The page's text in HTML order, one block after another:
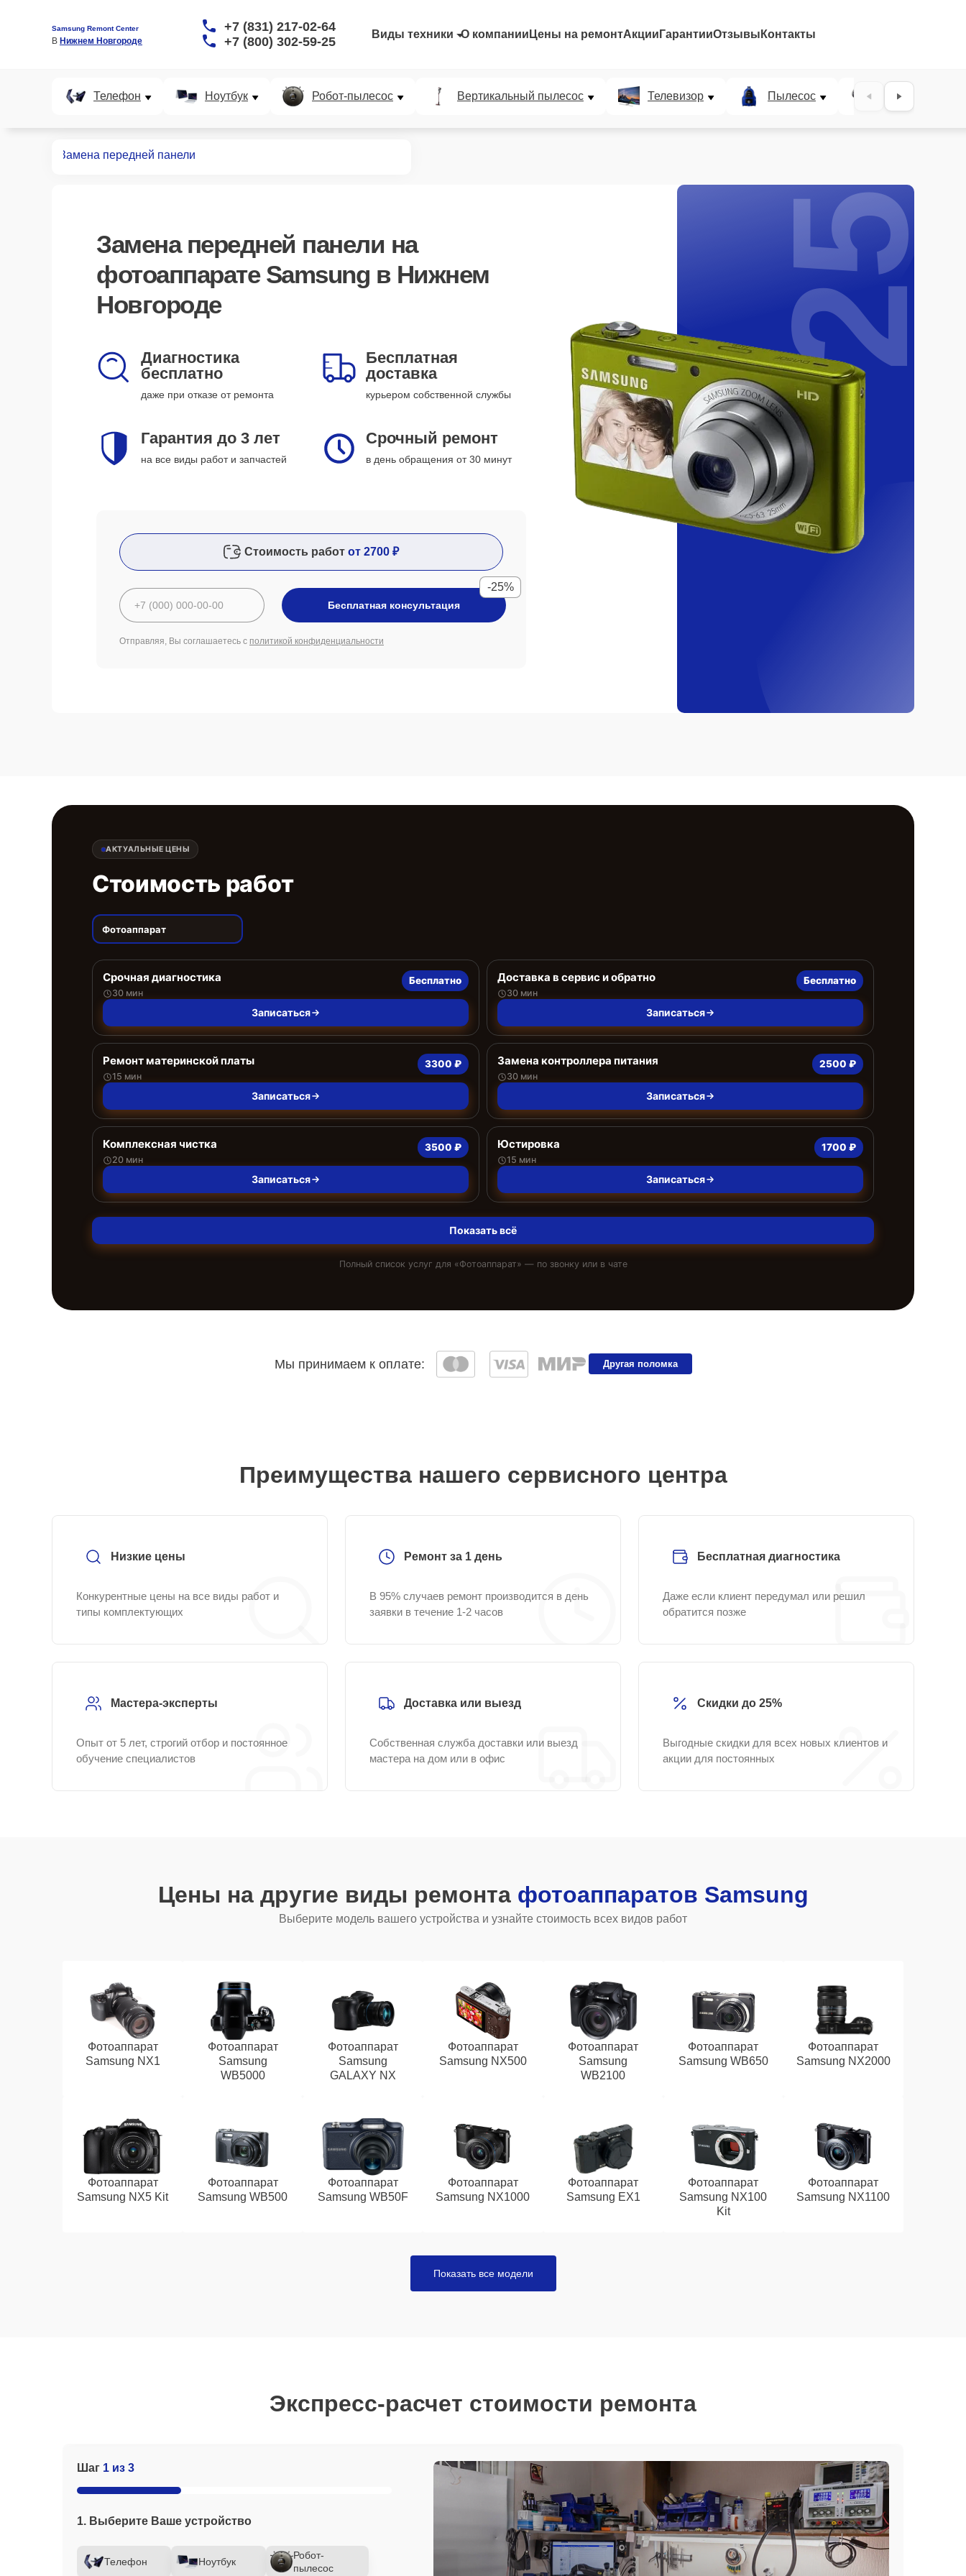
Samsung Remont Center
В Нижнем Новгороде
+7 (831) 217-02-64
+7 (800) 302-59-25
Виды техники О компании Цены на ремонтАкции ГарантииОтзывы Контакты
Телефон Ноутбук Робот-пылесос Вертикальный пылесос Телевизор Пылесос Проектор
Замена передней панели
Замена передней панели на
фотоаппарате Samsung в Нижнем
Новгороде
Диагностика
бесплатно
даже при отказе от ремонта
Бесплатная
доставка
курьером собственной службы
Гарантия до 3 лет
на все виды работ и запчастей
Срочный ремонт
в день обращения от 30 минут
Стоимость работ от 2700 ₽
Бесплатная консультация
-25%
Отправляя, Вы соглашаетесь с политикой конфиденциальности
25%
АКТУАЛЬНЫЕ ЦЕНЫ
Стоимость работ
Фотоаппарат
Срочная диагностика
30 мин
Бесплатно
Записаться
Доставка в сервис и обратно
30 мин
Бесплатно
Записаться
Ремонт материнской платы
15 мин
3300 ₽
Записаться
Замена контроллера питания
30 мин
2500 ₽
Записаться
Комплексная чистка
20 мин
3500 ₽
Записаться
Юстировка
15 мин
1700 ₽
Записаться
Показать всё
Полный список услуг для «Фотоаппарат» — по звонку или в чате
Мы принимаем к оплате: Другая поломка
Преимущества нашего сервисного центра
Низкие цены
Конкурентные цены на все виды работ и
типы комплектующих
Ремонт за 1 день
В 95% случаев ремонт производится в день
заявки в течение 1-2 часов
Бесплатная диагностика
Даже если клиент передумал или решил
обратится позже
Мастера-эксперты
Опыт от 5 лет, строгий отбор и постоянное
обучение специалистов
Доставка или выезд
Собственная служба доставки или выезд
мастера на дом или в офис
Скидки до 25%
Выгодные скидки для всех новых клиентов и
акции для постоянных
Цены на другие виды ремонта фотоаппаратов Samsung
Выберите модель вашего устройства и узнайте стоимость всех видов работ
Фотоаппарат
Samsung NX1
Фотоаппарат
Samsung
WB5000
Фотоаппарат
Samsung
GALAXY NX
Фотоаппарат
Samsung NX500
Фотоаппарат
Samsung
WB2100
Фотоаппарат
Samsung WB650
Фотоаппарат
Samsung NX2000
Фотоаппарат
Samsung NX5 Kit
Фотоаппарат
Samsung WB500
Фотоаппарат
Samsung WB50F
Фотоаппарат
Samsung NX1000
Фотоаппарат
Samsung EX1
Фотоаппарат
Samsung NX100
Kit
Фотоаппарат
Samsung NX1100
Показать все модели
Экспресс-расчет стоимости ремонта
Шаг 1 из 3
1. Выберите Ваше устройство
Телефон Ноутбук
Робот-
пылесос